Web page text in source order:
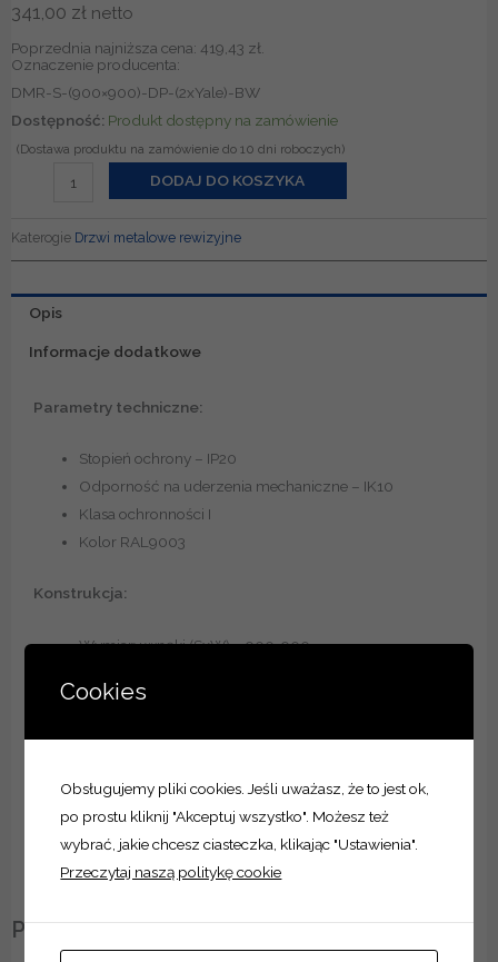
341,00 zł
Poprzednia najniższa cena: 419,43 zł
Oznaczenie producenta:
DMR-S-(900×900)-DP-(2xYale)-BW
Dostępność: Produkt dostępny na zamówienie
ilość
Drzwi
900x900
DODAJ DO KOSZYKA
Katerogie Drzwi metalowe rewizyjne
Opis
Informacje dodatkowe
Parametry techniczne:
Stopień ochrony – IP20
Odporność na uderzenia mechaniczne – IK10
Klasa ochronności I
Kolor RAL9003
Konstrukcja:
Wymiary wnęki (SxW) – 900×900
Długość uchwytów montażowych – 100
Możliwość swobodnej zmiany kierunku otwierania
drzwi
Podobne produkty
Cookies
Obsługujemy pliki cookies. Jeśli uważasz, że to jest ok,
po prostu kliknij "Akceptuj wszystko". Możesz też
wybrać, jakie chcesz ciasteczka, klikając "Ustawienia".
Przeczytaj naszą politykę cookie